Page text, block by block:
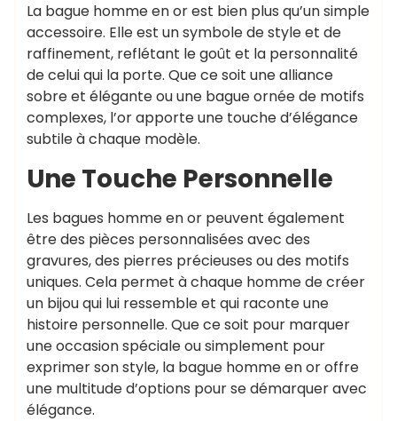
La bague homme en or est bien plus qu’un simple
accessoire. Elle est un symbole de style et de
raffinement, reflétant le goût et la personnalité
de celui qui la porte. Que ce soit une alliance
sobre et élégante ou une bague ornée de motifs
complexes, l’or apporte une touche d’élégance
subtile à chaque modèle.
Une Touche Personnelle
Les bagues homme en or peuvent également
être des pièces personnalisées avec des
gravures, des pierres précieuses ou des motifs
uniques. Cela permet à chaque homme de créer
un bijou qui lui ressemble et qui raconte une
histoire personnelle. Que ce soit pour marquer
une occasion spéciale ou simplement pour
exprimer son style, la bague homme en or offre
une multitude d’options pour se démarquer avec
élégance.